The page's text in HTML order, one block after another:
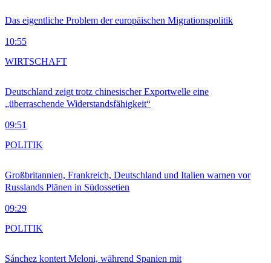
Das eigentliche Problem der europäischen Migrationspolitik
10:55
Deutschland zeigt trotz chinesischer Exportwelle eine
„überraschende Widerstandsfähigkeit“
09:51
WIRTSCHAFT
Großbritannien, Frankreich, Deutschland und Italien warnen vor
Russlands Plänen in Südossetien
09:29
POLITIK
Sánchez kontert Meloni, während Spanien mit
POLITIK